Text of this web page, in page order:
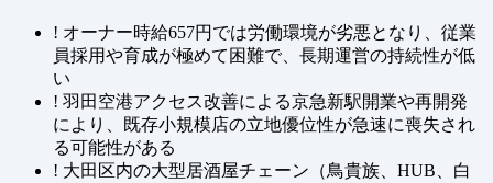
! オーナー時給657円では労働環境が劣悪となり、従業
員採用や育成が極めて困難で、長期運営の持続性が低
い
! 羽田空港アクセス改善による京急新駅開業や再開発
により、既存小規模店の立地優位性が急速に喪失され
る可能性がある
! 大田区内の大型居酒屋チェーン（鳥貴族、HUB、白